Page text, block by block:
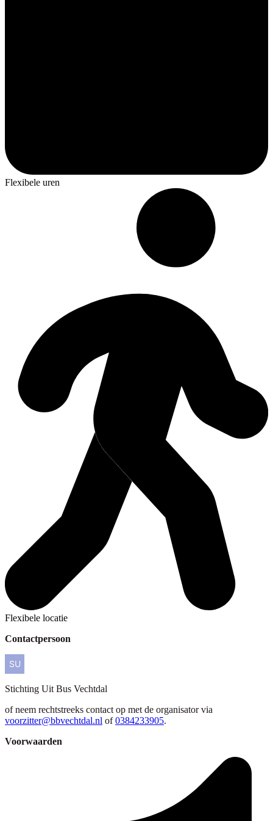
Flexibele uren
Flexibele locatie
Contactpersoon
Stichting Uit Bus Vechtdal
of neem rechtstreeks contact op met de organisator via
voorzitter@bbvechtdal.nl of 0384233905.
Voorwaarden